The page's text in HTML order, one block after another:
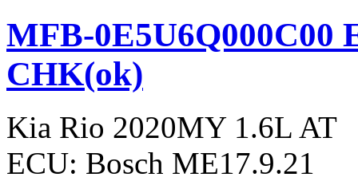
MFB-0E5U6Q000C00
CHK(ok)
Kia Rio 2020MY 1.6L AT
ECU: Bosch ME17.9.21